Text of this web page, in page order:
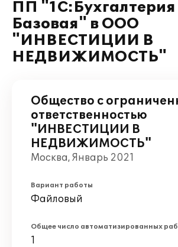
ПП "1С:Бухгалтерия
Базовая" в ООО
"ИНВЕСТИЦИИ В
НЕДВИЖИМОСТЬ"
Общество с
ответственностью
"ИНВЕСТИЦИИ В
НЕДВИЖИМОСТЬ"
Москва, Январь 2021
Вариант работы
Файловый
Общее число автоматизированных
1